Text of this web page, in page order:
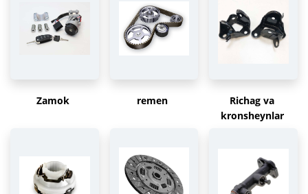
Zamok remen
Richag va
kronsheynlar